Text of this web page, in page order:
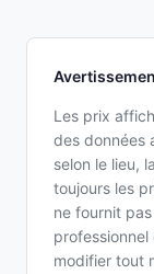
Les prix
des données
selon le lieu,
toujours les
ne fournit
modifier tout